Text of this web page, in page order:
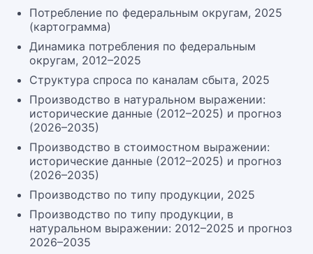
Потребление по федеральным округам, 2025
(картограмма)
Динамика потребления по федеральным
округам, 2012–2025
Структура спроса по каналам сбыта, 2025
Производство в натуральном выражении:
исторические данные (2012–2025) и прогноз
(2026–2035)
Производство в стоимостном выражении:
исторические данные (2012–2025) и прогноз
(2026–2035)
Производство по типу продукции, 2025
Производство по типу продукции, в
натуральном выражении: 2012–2025 и прогноз
2026–2035